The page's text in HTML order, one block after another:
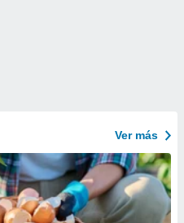
Ver más